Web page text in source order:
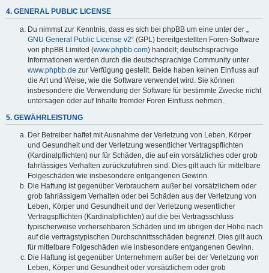
4. GENERAL PUBLIC LICENSE
Du nimmst zur Kenntnis, dass es sich bei phpBB um eine unter der „
GNU General Public License v2“ (GPL) bereitgestellten Foren-Software
von phpBB Limited (www.phpbb.com) handelt; deutschsprachige
Informationen werden durch die deutschsprachige Community unter
www.phpbb.de zur Verfügung gestellt. Beide haben keinen Einfluss auf
die Art und Weise, wie die Software verwendet wird. Sie können
insbesondere die Verwendung der Software für bestimmte Zwecke nicht
untersagen oder auf Inhalte fremder Foren Einfluss nehmen.
5. GEWÄHRLEISTUNG
Der Betreiber haftet mit Ausnahme der Verletzung von Leben, Körper
und Gesundheit und der Verletzung wesentlicher Vertragspflichten
(Kardinalpflichten) nur für Schäden, die auf ein vorsätzliches oder grob
fahrlässiges Verhalten zurückzuführen sind. Dies gilt auch für mittelbare
Folgeschäden wie insbesondere entgangenen Gewinn.
Die Haftung ist gegenüber Verbrauchern außer bei vorsätzlichem oder
grob fahrlässigem Verhalten oder bei Schäden aus der Verletzung von
Leben, Körper und Gesundheit und der Verletzung wesentlicher
Vertragspflichten (Kardinalpflichten) auf die bei Vertragsschluss
typischerweise vorhersehbaren Schäden und im übrigen der Höhe nach
auf die vertragstypischen Durchschnittsschäden begrenzt. Dies gilt auch
für mittelbare Folgeschäden wie insbesondere entgangenen Gewinn.
Die Haftung ist gegenüber Unternehmern außer bei der Verletzung von
Leben, Körper und Gesundheit oder vorsätzlichem oder grob